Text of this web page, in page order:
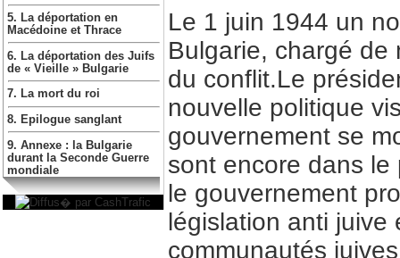
5. La déportation en
Macédoine et Thrace
6. La déportation des Juifs
de « Vieille » Bulgarie
7. La mort du roi
8. Epilogue sanglant
9. Annexe : la Bulgarie
durant la Seconde Guerre
mondiale
Le 1 juin 1944 un
Bulgarie, chargé de
du conflit.Le
nouvelle politique
gouvernement se
sont encore dans
le gouvernement
législation anti juive
communautés